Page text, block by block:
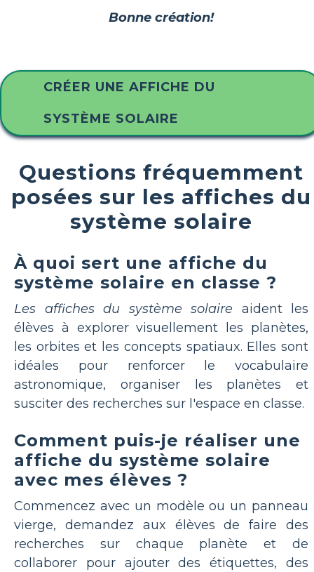
Bonne création!
CRÉER UNE AFFICHE DU
SYSTÈME SOLAIRE
Questions fréquemment
posées sur les affiches du
système solaire
À quoi sert une affiche du
système solaire en classe ?
Les affiches du système solaire aident les
élèves à explorer visuellement les planètes,
les orbites et les concepts spatiaux. Elles sont
idéales pour renforcer le vocabulaire
astronomique, organiser les planètes et
susciter des recherches sur l'espace en classe.
Comment puis-je réaliser une
affiche du système solaire
avec mes élèves ?
Commencez avec un modèle ou un panneau
vierge, demandez aux élèves de faire des
recherches sur chaque planète et de
collaborer pour ajouter des étiquettes, des